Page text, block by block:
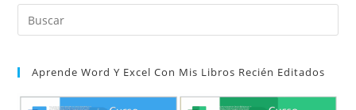
Aprende Word Y Excel Con Mis Libros Recién Editados